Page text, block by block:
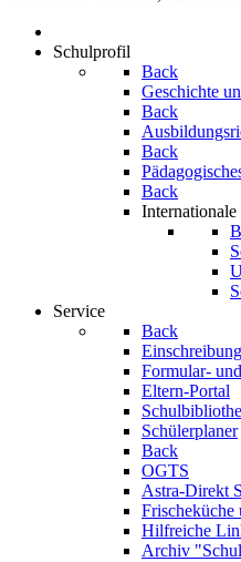
Schulprofil
Back
Geschichte
Back
Back
Back
Service
Back
Formular-
Eltern-Portal
Schülerplaner
Back
OGTS
Astra-Direkt
Frischeküche
Hilfreiche
Archiv